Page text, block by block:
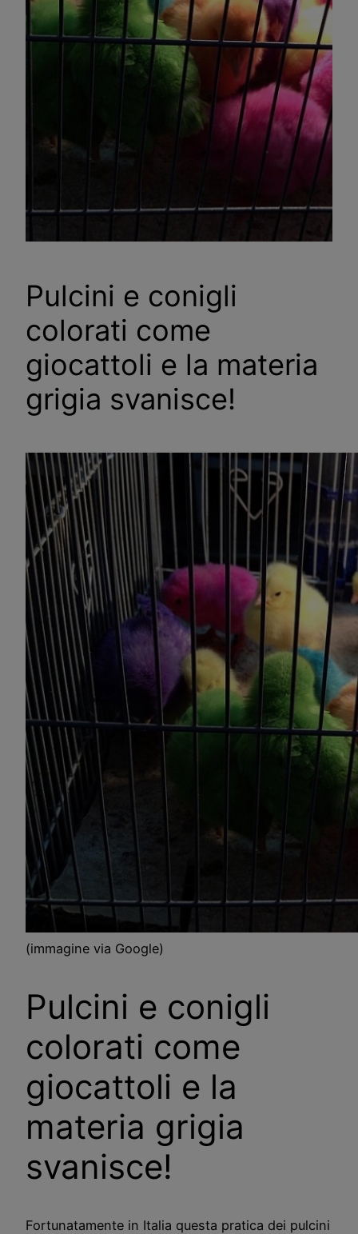
Pulcini e conigli
colorati come
giocattoli e la materia
grigia svanisce!
(immagine via Google)
Pulcini e conigli
colorati come
giocattoli e la
materia grigia
svanisce!
Fortunatamente in Italia questa pratica dei pulcini